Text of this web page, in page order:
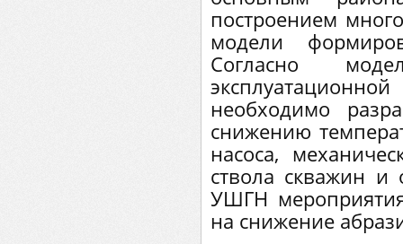
построением
модели
Согласно
необходимо
снижению
насоса,
ствола скважин
УШГН
на снижение